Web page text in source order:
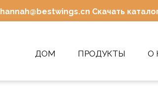
hannah@bestwings.cn Скачать
ДОМ ПРОДУКТЫ О